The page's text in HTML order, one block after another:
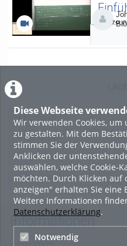
Diese Webseite
Wir verwenden Cookies,
zu gestalten. Mit dem
stimmen Sie der
Anklicken der
auswählen, welche Cookie-
möchten. Durch Klicken auf
anzeigen" erhalten Sie eine
Weitere Informationen
Datenschutzerklärung.
Notwendig
02:09:23
views
Kommentare
likes
Beliebtheit
Bewertung
Kommentare
Informationen
Impressum